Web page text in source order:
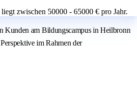
zwischen 50000 - 65000 € pro Jahr.
Kunden am Bildungscampus in Heilbronn
im Rahmen der